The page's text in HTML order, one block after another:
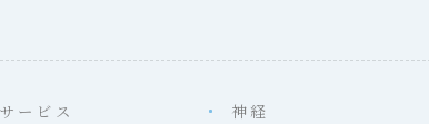
サービス
神経